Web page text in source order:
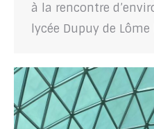
à la rencontre
lycée Dupuy de